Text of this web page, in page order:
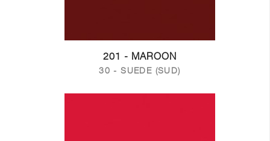
201 - MAROON
30 - SUEDE (SUD)